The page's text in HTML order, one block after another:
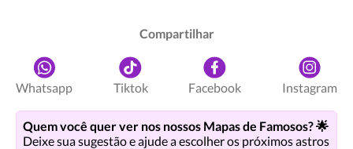
Compartilhar
Whatsapp Tiktok Facebook Instagram
Quem você quer ver nos nossos Mapas de Famosos? 🌟
Deixe sua sugestão e ajude a escolher os próximos astros